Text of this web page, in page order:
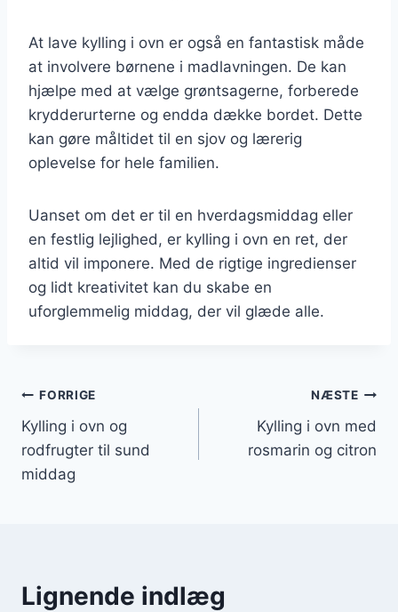
At lave kylling i ovn er også en fantastisk måde
at involvere børnene i madlavningen. De kan
hjælpe med at vælge grøntsagerne, forberede
krydderurterne og endda dække bordet. Dette
kan gøre måltidet til en sjov og lærerig
oplevelse for hele familien.
Uanset om det er til en hverdagsmiddag eller
en festlig lejlighed, er kylling i ovn en ret, der
altid vil imponere. Med de rigtige ingredienser
og lidt kreativitet kan du skabe en
uforglemmelig middag, der vil glæde alle.
Indlægsnavigation
FORRIGE
Kylling i ovn og
rodfrugter til sund
middag
NÆSTE
Kylling i ovn med
rosmarin og citron
Lignende indlæg